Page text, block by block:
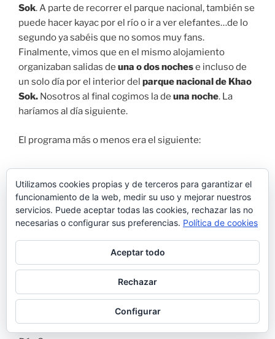
Sok. A parte de recorrer el parque nacional, también se
puede hacer kayac por el río o ir a ver elefantes…de lo
segundo ya sabéis que no somos muy fans.
Finalmente, vimos que en el mismo alojamiento
organizaban salidas de una o dos nochese incluso de
un solo día por el interior del parquenacional de Khao
Sok. Nosotros al final cogimos la de una noche. La
haríamos al día siguiente.
El programa más o menos era el siguiente:
Día 1:
Recorrido en barca por el lago Cheo law lake
Trekking por la jungla hasta llegar a la cueva inundada
Nam Talu cave y recorrido por el interior (transcurren
aguas subterráneas así que hay veces que toca
meterse hasta la cabeza)
Dormir en las cabañas flotantes del lago
Utilizamos cookies propias y de terceros para garantizar el
funcionamiento de la web, medir su uso y mejorar nuestros
servicios. Puede aceptar todas las cookies, rechazar las no
necesarias o configurar sus preferencias. Política de cookies
Aceptar todo
Rechazar
Configurar